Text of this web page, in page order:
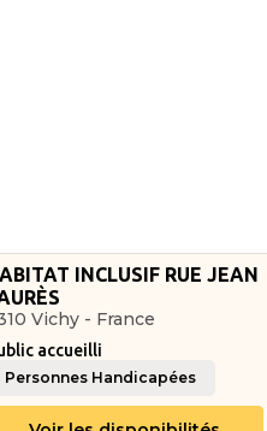
INCLUSIF RUE JEAN
Vichy - France
accueilli
Personnes Handicapées